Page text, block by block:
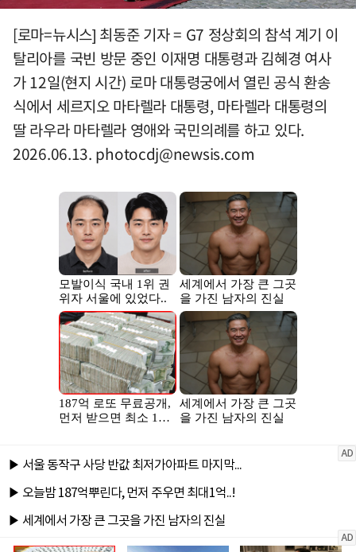
[로마=뉴시스] 최동준 기자 = G7 정상회의 참석 계기 이
탈리아를 국빈 방문 중인 이재명 대통령과 김혜경 여사
가 12일(현지 시간) 로마 대통령궁에서 열린 공식 환송
식에서 세르지오 마타렐라 대통령, 마타렐라 대통령의
딸 라우라 마타렐라 영애와 국민의례를 하고 있다.
2026.06.13. photocdj@newsis.com